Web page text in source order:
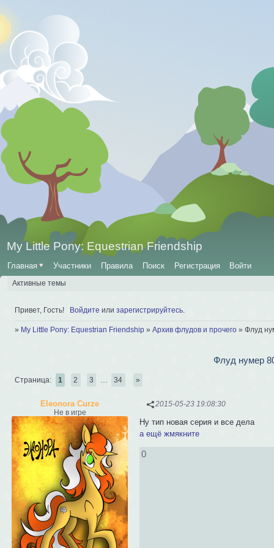
My Little Pony: Equestrian Friendship
Главная ♥ Участники Правила Поиск Регистрация Войти
Активные темы
Привет, Гость! Войдите или зарегистрируйтесь
» My Little Pony: Equestrian Friendship » Архив флудов и прочего » Флуд
Флуд нумер
Страница: 1 2 3 34 »
2015-05-23 19:08:30
Eleonora Curze
Не в игре
Ну тип новая серия и все дела
а ещё жмякните
0